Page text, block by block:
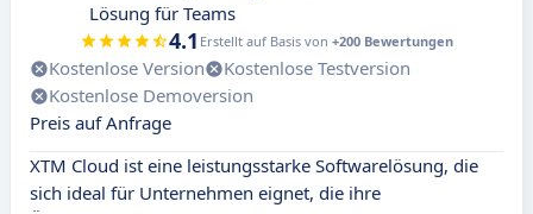
Lösung für Teams
4.1 Erstellt auf Basis von +200 Bewertungen
Kostenlose Version
Kostenlose Testversion
Kostenlose Demoversion
Preis auf Anfrage
XTM Cloud ist eine leistungsstarke Softwarelösung, die
sich ideal für Unternehmen eignet, die ihre